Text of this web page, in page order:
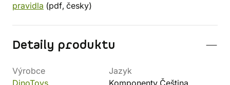
pravidla (pdf, česky)
Detaily produktu
Výrobce
DinoToys
Jazyk
Komponenty Čeština